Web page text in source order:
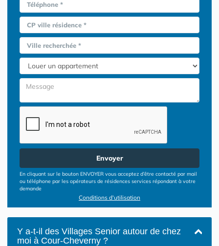
Téléphone *
CP ville résidence *
Ville recherchée *
Envoyer
En cliquant sur le bouton ENVOYER vous acceptez d’être contacté par mail
ou téléphone par les opérateurs de résidences services répondant à votre
demande
Conditions d'utilisation
Y a-t-il des Villages Senior autour de chez
moi à Cour-Cheverny ?